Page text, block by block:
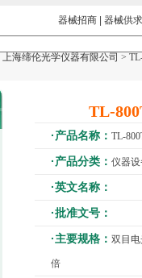
器械招商 器械供求
上海缔伦光学仪器有限公司 >
TL-
·产品名称： TL-
·产品分类： 仪器
·英文名称：
·批准文号：
·主要规格： 双目
倍